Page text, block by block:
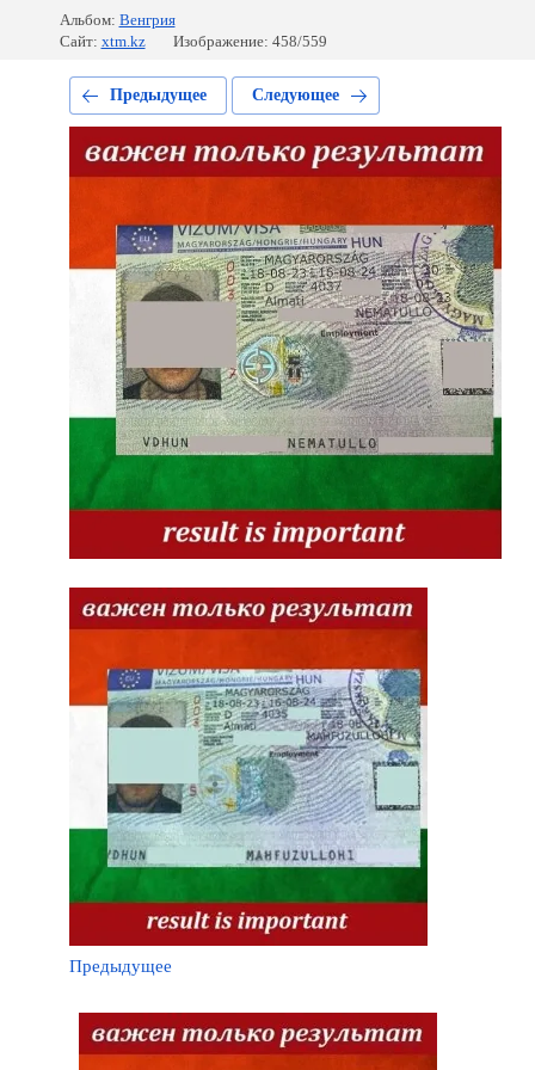
Альбом: Венгрия
Сайт: xtm.kz Изображение: 458/559
Предыдущее Следующее
Предыдущее